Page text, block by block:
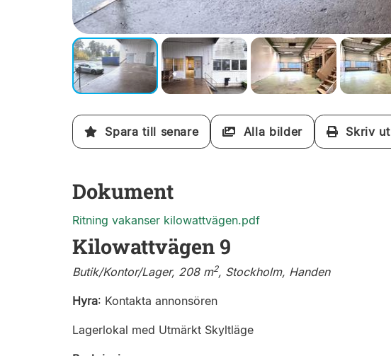
Spara till senare Alla bilder Skriv ut
Dokument
Ritning vakanser kilowattvägen.pdf
Kilowattvägen 9
Butik/Kontor/Lager, 208 m2, Stockholm, Handen
Hyra: Kontakta annonsören
Lagerlokal med Utmärkt Skyltläge